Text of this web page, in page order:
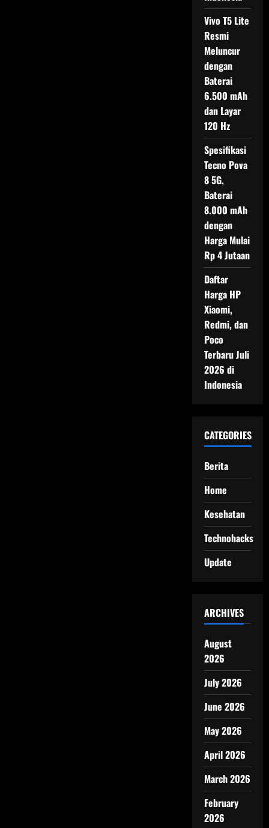
Vivo T5 Lite
Resmi
Meluncur
dengan
Baterai
6.500 mAh
dan Layar
120 Hz
Spesifikasi
Tecno Pova
8 5G,
Baterai
8.000 mAh
dengan
Harga Mulai
Rp 4 Jutaan
Daftar
Harga HP
Xiaomi,
Redmi, dan
Poco
Terbaru Juli
2026 di
Indonesia
CATEGORIES
Berita
Home
Kesehatan
Technohacks
Update
ARCHIVES
August
2026
July 2026
June 2026
May 2026
April 2026
March 2026
February
2026